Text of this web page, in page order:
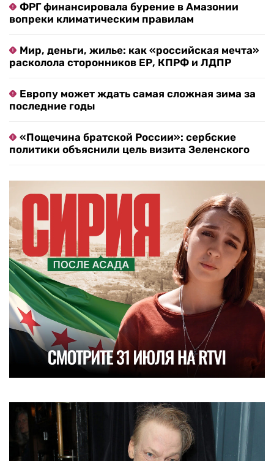
ФРГ финансировала бурение в Амазонии
вопреки климатическим правилам
Мир, деньги, жилье: как «российская мечта»
расколола сторонников ЕР, КПРФ и ЛДПР
Европу может ждать самая сложная зима за
последние годы
«Пощечина братской России»: сербские
политики объяснили цель визита Зеленского